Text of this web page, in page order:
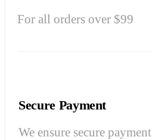
For all orders over $99
Secure Payment
We ensure secure payment